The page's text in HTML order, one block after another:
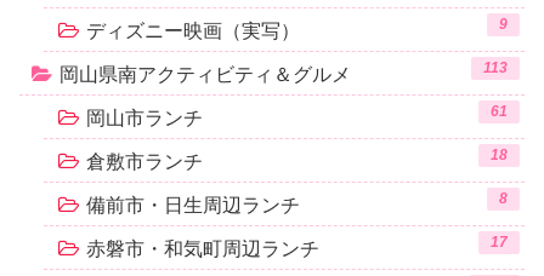
ディズニー映画（実写） 9
岡山県南アクティビティ＆グルメ 113
岡山市ランチ 61
倉敷市ランチ 18
備前市・日生周辺ランチ 8
赤磐市・和気町周辺ランチ 17